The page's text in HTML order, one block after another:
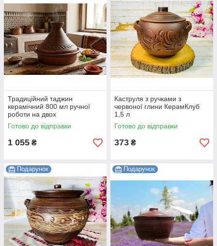
Традиційний таджин
керамічний 800 мл ручної
роботи на двох
Готово до відправки
1 055 ₴
Каструля з ручками з
червоної глини КерамКлуб
1,5 л
Готово до відправки
373 ₴
Подарунок Подарунок